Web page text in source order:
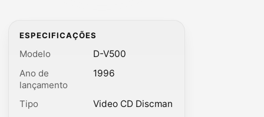
ESPECIFICAÇÕES
Modelo
D-V500
Ano de
lançamento
1996
Tipo
Video CD Discman